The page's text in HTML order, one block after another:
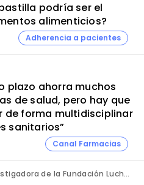
podría ser el
alimenticios?
Adherencia a pacientes
plazo ahorra muchos
de salud, pero hay que
de forma multidisciplinar
sanitarios”
Canal Farmacias
Diana Hernández. Investigadora de la Fundación Lucha contra las Infecciones y del Hospital Germans Trias i Pujol.